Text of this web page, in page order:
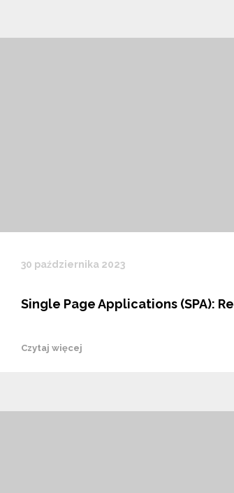
30 października 2023
Single Page Applications (SPA):
Czytaj więcej